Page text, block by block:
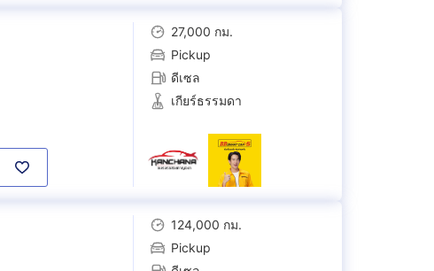
27,000 กม.
Pickup
ดีเซล
เกียร์ธรรมดา
124,000 กม.
Pickup